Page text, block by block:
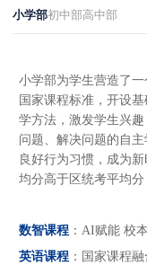
小学部初中部高中部
小学部为学生营造了
国家课程标准，开设
学方法，激发学生兴
问题、解决问题的自
良好行为习惯，成为
均分高于区统考平均分
数智课程：AI赋能 校
英语课程：国家课程融